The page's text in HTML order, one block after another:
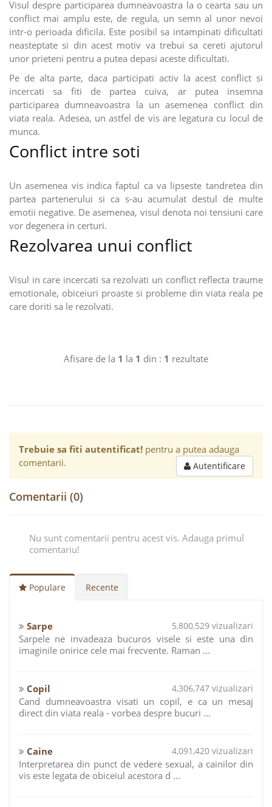
Visul despre participarea dumneavoastra la o cearta sau un
conflict mai amplu este, de regula, un semn al unor nevoi
intr-o perioada dificila. Este posibil sa intampinati dificultati
neasteptate si din acest motiv va trebui sa cereti ajutorul
unor prieteni pentru a putea depasi aceste dificultati.
Pe de alta parte, daca participati activ la acest conflict si
incercati sa fiti de partea cuiva, ar putea insemna
participarea dumneavoastra la un asemenea conflict din
viata reala. Adesea, un astfel de vis are legatura cu locul de
munca.
Conflict intre soti
Un asemenea vis indica faptul ca va lipseste tandretea din
partea partenerului si ca s-au acumulat destul de multe
emotii negative. De asemenea, visul denota noi tensiuni care
vor degenera in certuri.
Rezolvarea unui conflict
Visul in care incercati sa rezolvati un conflict reflecta traume
emotionale, obiceiuri proaste si probleme din viata reala pe
care doriti sa le rezolvati.
Afisare de la 1 la 1 din : 1 rezultate
Trebuie sa fiti autentificat! pentru a putea adauga
comentarii.
Autentificare
Comentarii (0)
Nu sunt comentarii pentru acest vis. Adauga primul
comentariu!
Populare Recente
Sarpe 5,800,529 vizualizari
Sarpele ne invadeaza bucuros visele si este una din
imaginile onirice cele mai frecvente. Raman ...
Copil 4,306,747 vizualizari
Cand dumneavoastra visati un copil, e ca un mesaj
direct din viata reala - vorbea despre bucuri ...
Caine 4,091,420 vizualizari
Interpretarea din punct de vedere sexual, a cainilor din
vis este legata de obiceiul acestora d ...